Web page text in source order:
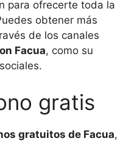
para ofrecerte toda la
obtener más
de los canales
Facua, como su
gratis
gratuitos de Facua,